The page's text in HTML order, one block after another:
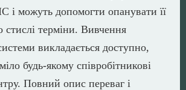
і можуть допомогти опанувати її
стислі терміни. Вивчення
викладається доступно,
будь-якому співробітникові
Повний опис переваг і